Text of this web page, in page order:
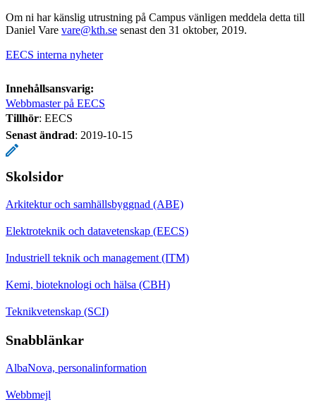
Om ni har känslig utrustning på Campus vänligen meddela detta till
Daniel Vare vare@kth.se senast den 31 oktober, 2019.
EECS interna nyheter
Innehållsansvarig:
Webbmaster på EECS
Tillhör: EECS
Senast ändrad: 2019-10-15
Skolsidor
Arkitektur och samhällsbyggnad (ABE)
Elektroteknik och datavetenskap (EECS)
Industriell teknik och management (ITM)
Kemi, bioteknologi och hälsa (CBH)
Teknikvetenskap (SCI)
Snabblänkar
AlbaNova, personalinformation
Webbmejl